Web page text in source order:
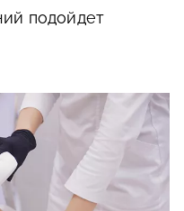
подойдет